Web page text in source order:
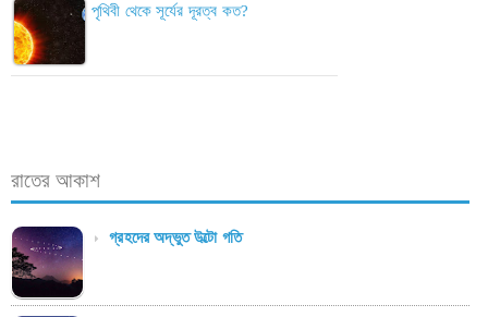
পৃথিবী থেকে সূর্যের দূরত্ব কত?
রাতের আকাশ
গ্রহদের অদ্ভুত উল্টো গতি